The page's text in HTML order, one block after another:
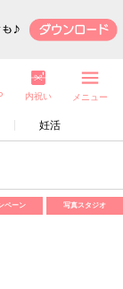
妊活
内祝い メニュー
ペーン 写真スタジオ